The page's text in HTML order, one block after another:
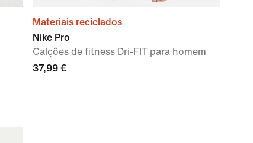
Materiais reciclados
Nike Pro
Calções de fitness Dri-FIT para homem
37,99 €